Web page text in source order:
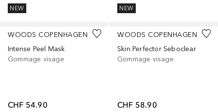
NEW
NEW
WOODS COPENHAGEN
Intense Peel Mask
Gommage visage
CHF 54.90
WOODS COPENHAGEN
Skin Perfector Seboclear
Gommage visage
CHF 58.90